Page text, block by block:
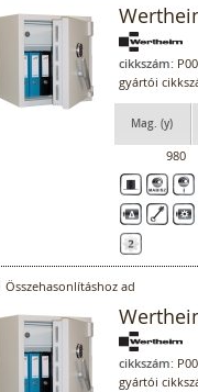
cikkszám:
gyártói
Mag. (y)
980
Összehasonlításhoz ad
cikkszám:
gyártói